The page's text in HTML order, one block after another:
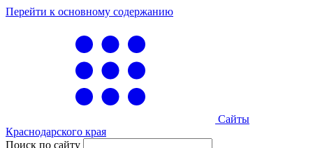
Перейти к основному содержанию
Сайты
Краснодарского края
Поиск по сайту